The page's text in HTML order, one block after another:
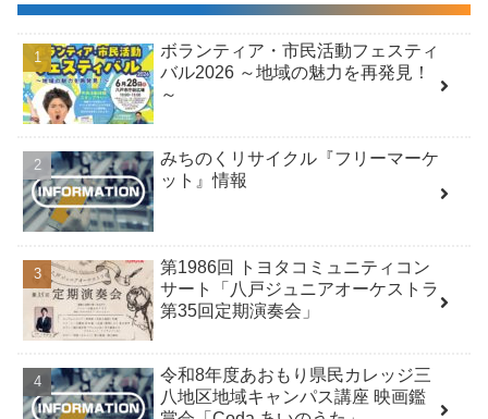
ボランティア・市民活動フェスティ
バル2026 ～地域の魅力を再発見！
～
みちのくリサイクル『フリーマーケ
ット』情報
第1986回 トヨタコミュニティコン
サート「八戸ジュニアオーケストラ
第35回定期演奏会」
令和8年度あおもり県民カレッジ三
八地区地域キャンパス講座 映画鑑